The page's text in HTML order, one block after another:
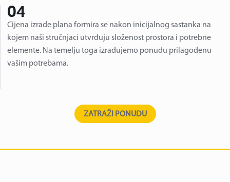
04
Cijena izrade plana formira se nakon inicijalnog sastanka na
kojem naši stručnjaci utvrđuju složenost prostora i potrebne
elemente. Na temelju toga izrađujemo ponudu prilagođenu
vašim potrebama.
ZATRAŽI PONUDU